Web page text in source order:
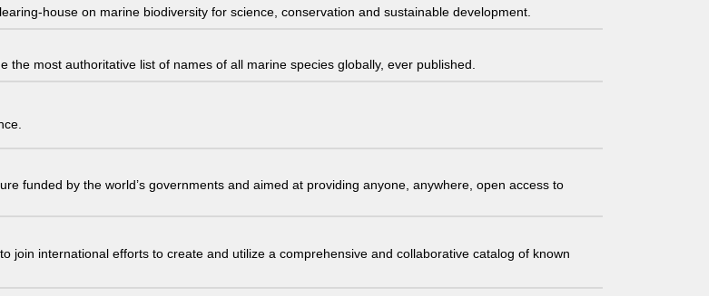
house on marine biodiversity for science, conservation and sustainable development.
most authoritative list of names of all marine species globally, ever published.
funded by the world’s governments and aimed at providing anyone, anywhere, open access to
join international efforts to create and utilize a comprehensive and collaborative catalog of known